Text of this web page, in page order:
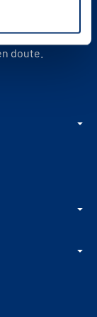
1984
doute.